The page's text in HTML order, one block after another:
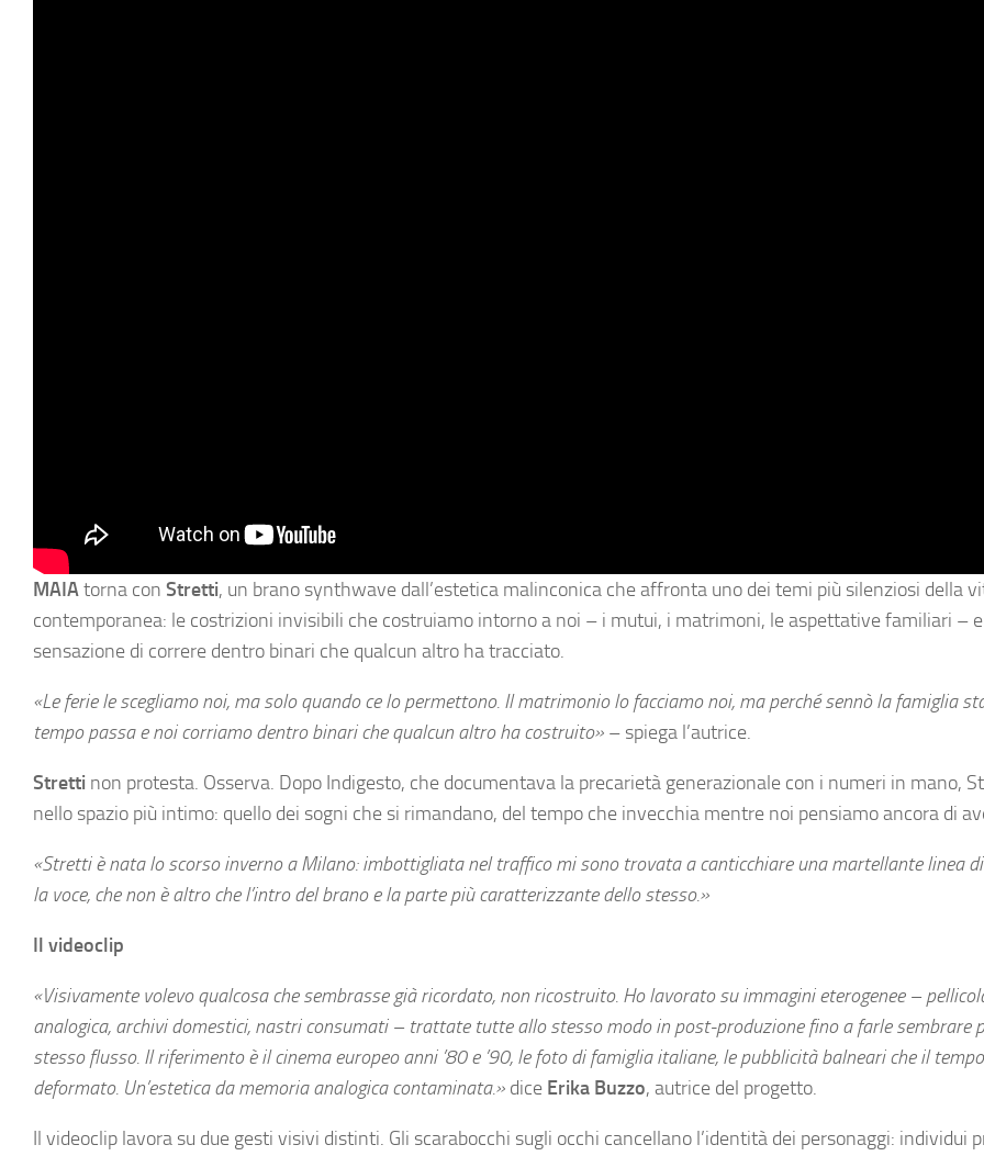
MAIAtorna con Stretti, un brano synthwave dall’estetica malinconica che affronta uno dei temi più silenziosi della
contemporanea: le costrizioni invisibili che costruiamo intorno a noi – i mutui, i matrimoni, le aspettative familiari –
sensazione di correre dentro binari che qualcun altro ha tracciato.
«Le ferie le scegliamo noi, ma solo quando ce lo permettono. Il matrimonio lo facciamo noi, ma perché sennò la famiglia
tempo passa e noi corriamo dentro binari che qualcun altro ha costruito» – spiega l’autrice.
Stretti non protesta. Osserva. Dopo Indigesto, che documentava la precarietà generazionale con i numeri in mano,
nello spazio più intimo: quello dei sogni che si rimandano, del tempo che invecchia mentre noi pensiamo ancora di
«Stretti è nata lo scorso inverno a Milano: imbottigliata nel traffico mi sono trovata a canticchiare una martellante linea
la voce, che non è altro che l’intro del brano e la parte più caratterizzante dello stesso.»
Il videoclip
«Visivamente volevo qualcosa che sembrasse già ricordato, non ricostruito. Ho lavorato su immagini eterogenee –
analogica, archivi domestici, nastri consumati – trattate tutte allo stesso modo in post-produzione fino a farle sembrare
stesso flusso. Il riferimento è il cinema europeo anni ’80 e ’90, le foto di famiglia italiane, le pubblicità balneari che il
deformato. Un’estetica da memoria analogica contaminata.» dice Erika Buzzo, autrice del progetto.
Il videoclip lavora su due gesti visivi distinti. Gli scarabocchi sugli occhi cancellano l’identità dei personaggi: individui